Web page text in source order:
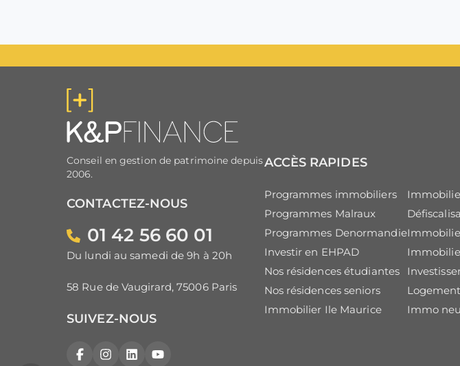
Conseil en gestion de patrimoine depuis
2006.
CONTACTEZ-NOUS
01 42 56 60 01
Du lundi au samedi de 9h à 20h
58 Rue de Vaugirard, 75006 Paris
SUIVEZ-NOUS
FacebookInstagram
LinkedInYouTube
ACCÈS RAPIDES
Programmes immobiliers
Programmes Malraux
Programmes Denormandie
Investir en EHPAD
Nos résidences étudiantes
Nos résidences seniors
Immobilier Ile Maurice
Immo